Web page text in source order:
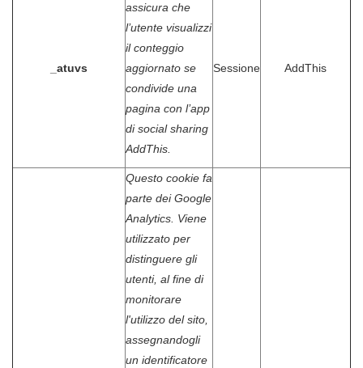
_atuvs
assicura che
l’utente visualizzi
il conteggio
aggiornato se
condivide una
pagina con l’app
di social sharing
AddThis.
Sessione AddThis
Questo cookie fa
parte dei Google
Analytics. Viene
utilizzato per
distinguere gli
utenti, al fine di
monitorare
l'utilizzo del sito,
assegnandogli
un identificatore